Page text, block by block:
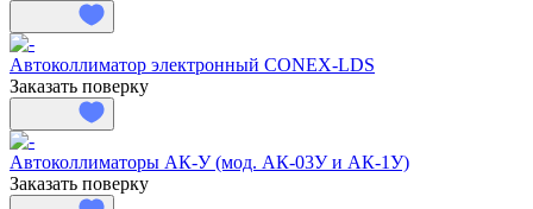
Автоколлиматор электронный CONEX-LDS
Заказать поверку
Автоколлиматоры АК-У (мод. АК-03У и АК-1У)
Заказать поверку